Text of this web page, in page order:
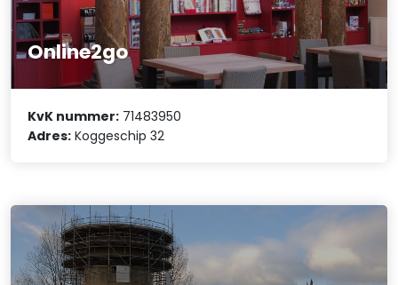
Online2go
KvK nummer: 71483950
Adres: Koggeschip 32